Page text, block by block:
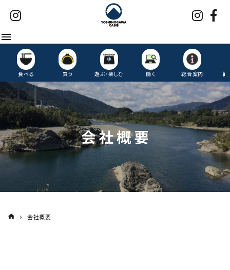
menu
食べる 買う 遊ぶ・楽しむ 働く 総合案内 観
会社概要